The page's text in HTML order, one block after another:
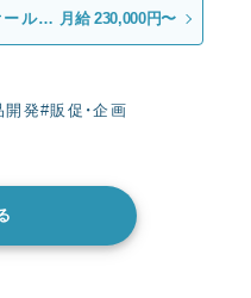
ールラ 月給 230,000円〜
開発#販促・企画